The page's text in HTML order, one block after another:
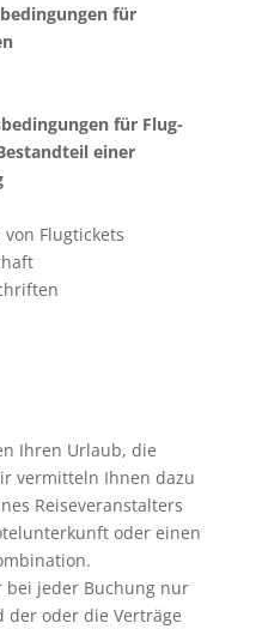
für
für Flug-
einer
Flugtickets
Ihren Urlaub, die
vermitteln Ihnen dazu
Reiseveranstalters
oder einen
bei jeder Buchung nur
oder die Verträge